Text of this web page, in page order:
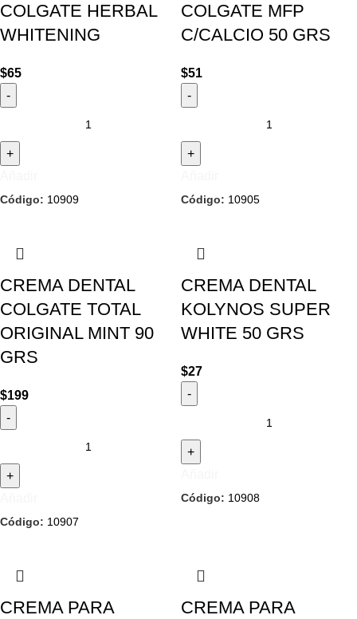
COLGATE HERBAL
WHITENING
$65
Código: 10909
COLGATE MFP
C/CALCIO 50 GRS
$51
Código: 10905
CREMA DENTAL
COLGATE TOTAL
ORIGINAL MINT 90
GRS
$199
Código: 10907
CREMA DENTAL
KOLYNOS SUPER
WHITE 50 GRS
$27
Código: 10908
CREMA PARA
CREMA PARA